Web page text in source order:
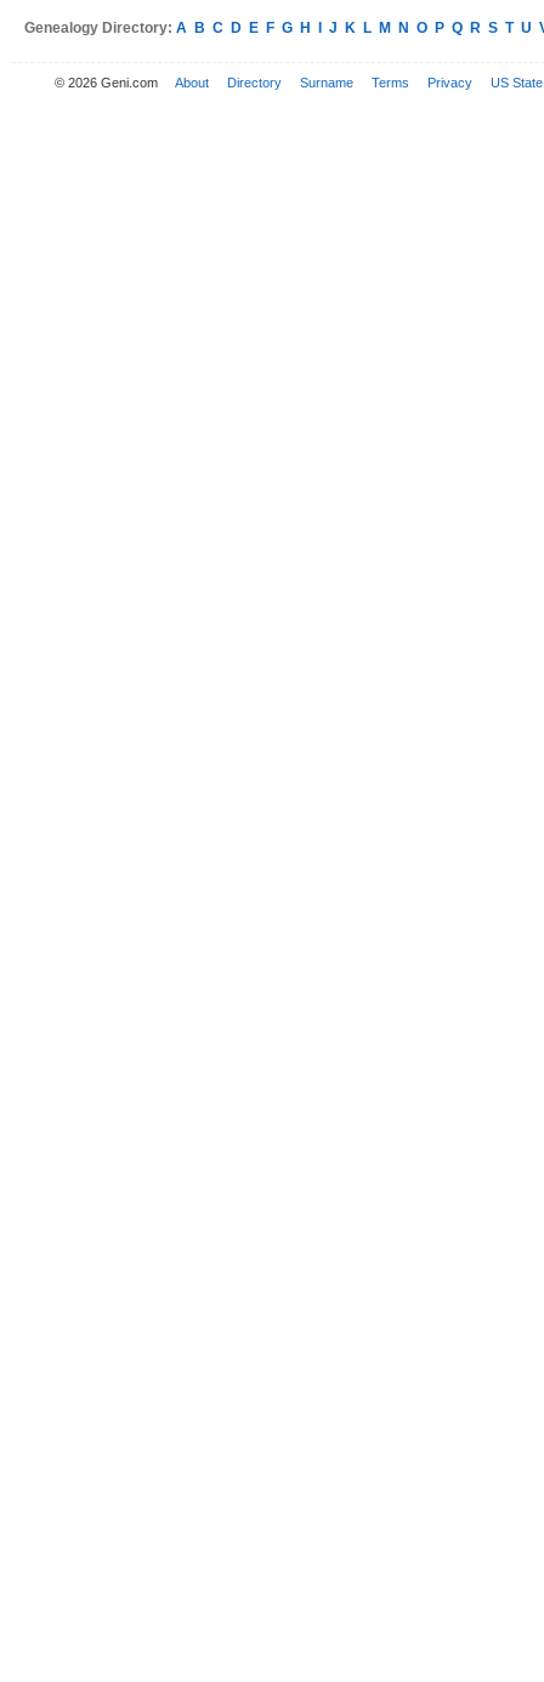
Genealogy Directory: A B C D E F G H J K L M N O P Q R S T U
© 2026 Geni.com About Directory Surname Terms Privacy US